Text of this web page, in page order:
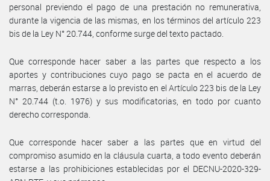
personal previendo el pago de una prestación no remunerativa,
durante la vigencia de las mismas, en los términos del artículo 223
bis de la Ley N° 20.744, conforme surge del texto pactado.
Que corresponde hacer saber a las partes que respecto a los
aportes y contribuciones cuyo pago se pacta en el acuerdo de
marras, deberán estarse a lo previsto en el Artículo 223 bis de la Ley
N° 20.744 (t.o. 1976) y sus modificatorias, en todo por cuanto
derecho corresponda.
Que corresponde hacer saber a las partes que en virtud del
compromiso asumido en la cláusula cuarta, a todo evento deberán
estarse a las prohibiciones establecidas por el DECNU-2020-329-